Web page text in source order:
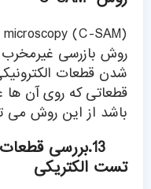
روش بازرسی غیرمخرب
شدن قطعات
قطعاتی که روی آن
باشد از این روش می
13.بررسی
تست الکتریکی